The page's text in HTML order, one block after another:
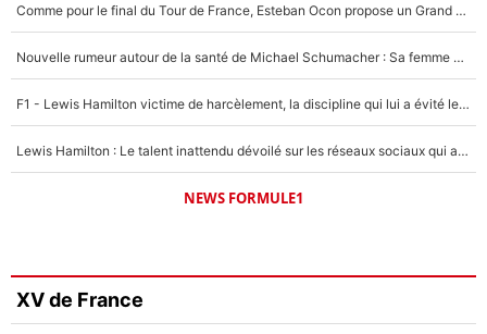
Comme pour le final du Tour de France, Esteban Ocon propose un Grand Prix de Formule 1 à Paris : «Autour de l’Arc de Triomphe, ce serait génial» !
Nouvelle rumeur autour de la santé de Michael Schumacher : Sa femme Corinna sort du silence
F1 - Lewis Hamilton victime de harcèlement, la discipline qui lui a évité le pire : «J'aurais probablement mal tourné»
Lewis Hamilton : Le talent inattendu dévoilé sur les réseaux sociaux qui a impressionné Kim Kardashian pendant leurs vacances en amoureux !
NEWS FORMULE1
XV de France